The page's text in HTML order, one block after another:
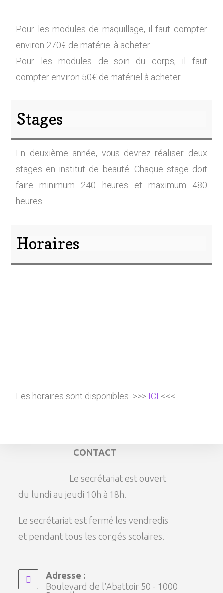
Pour les modules de maquillage, il faut compter
environ 270€ de matériel à acheter.
Pour les modules de soin du corps, il faut
compter environ 50€ de matériel à acheter.
Stages
En deuxième année, vous devrez réaliser deux
stages en institut de beauté. Chaque stage doit
faire minimum 240 heures et maximum 480
heures.
Horaires
Les horaires sont disponibles >>> ICI <<<
CONTACT
Le secrétariat est ouvert
du lundi au jeudi 10h à 18h.
Le secrétariat est fermé les vendredis
et pendant tous les congés scolaires.
Adresse :
Boulevard de l'Abattoir 50 - 1000